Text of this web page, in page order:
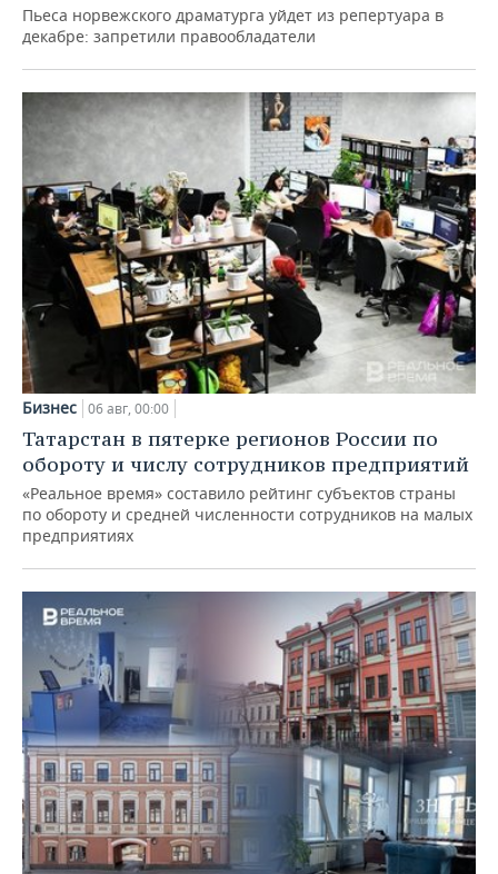
Пьеса норвежского драматурга уйдет из репертуара в
декабре: запретили правообладатели
Бизнес 06 авг, 00:00
Татарстан в пятерке регионов России по
обороту и числу сотрудников предприятий
«Реальное время» составило рейтинг субъектов страны
по обороту и средней численности сотрудников на малых
предприятиях